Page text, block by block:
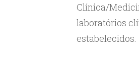
Clínica/
laboratórios
estabelecidos.